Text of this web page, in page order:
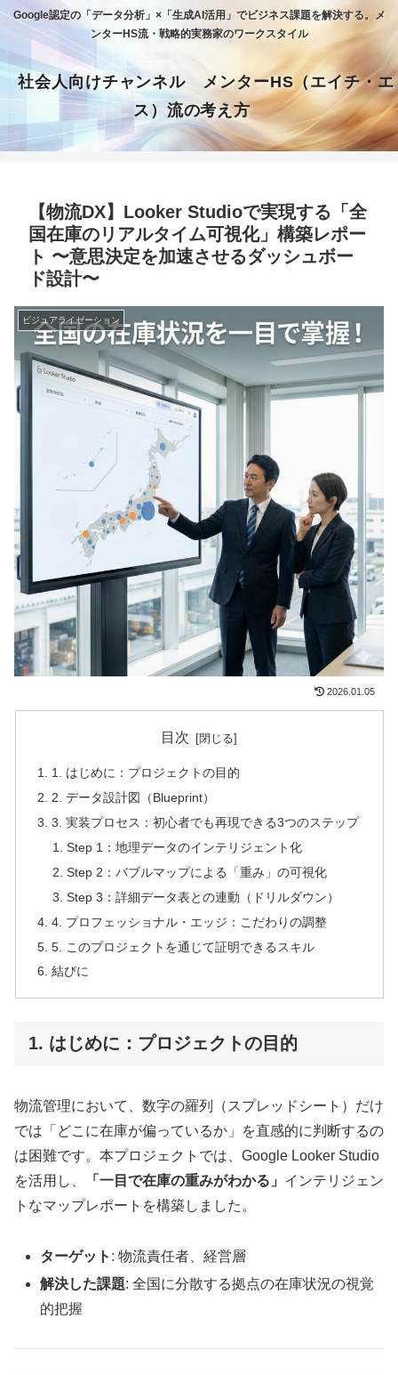
Google認定の「データ分析」×「生成AI活用」でビジネス課題を解決する。メ
ンターHS流・戦略的実務家のワークスタイル
社会人向けチャンネル メンターHS（エイチ・エ
ス）流の考え方
【物流DX】Looker Studioで実現する「全
国在庫のリアルタイム可視化」構築レポー
ト 〜意思決定を加速させるダッシュボー
ド設計〜
ビジュアライゼーション
2026.01.05
目次
1. はじめに：プロジェクトの目的
2. データ設計図（Blueprint）
3. 実装プロセス：初心者でも再現できる3つのステップ
Step 1：地理データのインテリジェント化
Step 2：バブルマップによる「重み」の可視化
Step 3：詳細データ表との連動（ドリルダウン）
4. プロフェッショナル・エッジ：こだわりの調整
5. このプロジェクトを通じて証明できるスキル
結びに
1. はじめに：プロジェクトの目的
物流管理において、数字の羅列（スプレッドシート）だけ
では「どこに在庫が偏っているか」を直感的に判断するの
は困難です。本プロジェクトでは、Google Looker Studio
を活用し、
「一目で在庫の重みがわかる」 インテリジェン
トなマップレポートを構築しました。
ターゲット : 物流責任者、経営層
解決した課題: 全国に分散する拠点の在庫状況の視覚
的把握